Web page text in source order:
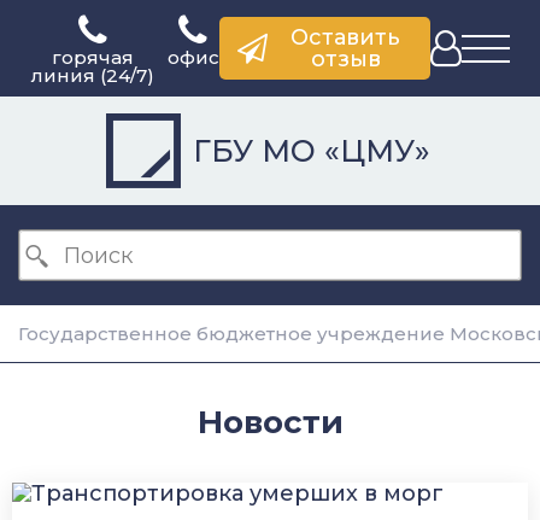
горячая
линия (24/7)
офис
Оставить
отзыв
ГБУ МО «ЦМУ»
Государственное бюджетное учреждение
Новости